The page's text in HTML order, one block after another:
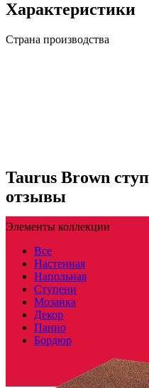
Характеристики
Страна производства
Taurus Brown
отзывы
Элементы коллекции
Все
Настенная
Напольная
Ступени
Мозаика
Декор
Панно
Бордюр